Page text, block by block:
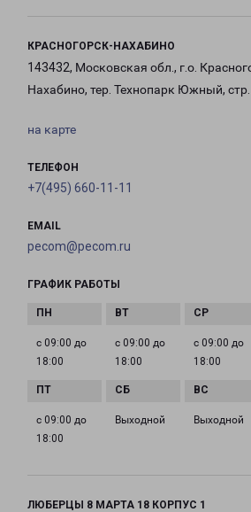
КРАСНОГОРСК-НАХАБИНО
143432, Московская обл., г.о.
Нахабино, тер. Технопарк Южный,
на карте
ТЕЛЕФОН
+7(495) 660-11-11
EMAIL
pecom@pecom.ru
ГРАФИК РАБОТЫ
с 09:00 до
18:00
с 09:00 до
18:00
с 09:00 до
18:00
с 09:00 до
18:00
Выходной Выходной
ЛЮБЕРЦЫ 8 МАРТА 18 КОРПУС 1